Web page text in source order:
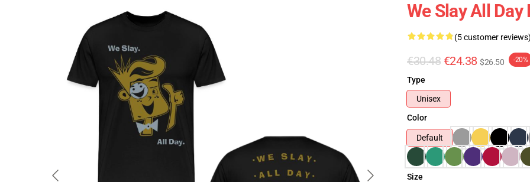
We Slay All
(5 customer
€30.48 €24.38 $26.50 -20%
Type
Unisex
Color
Default
Size